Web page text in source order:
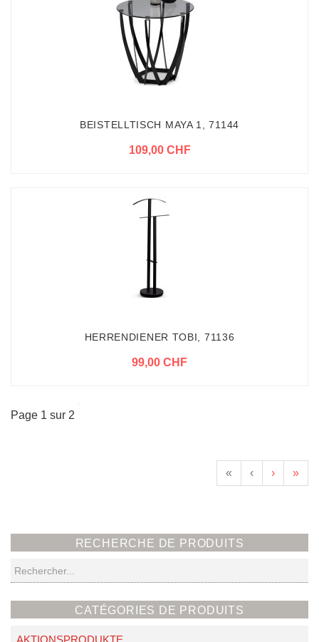
BEISTELLTISCH MAYA 1, 71144
109,00 CHF
HERRENDIENER TOBI, 71136
99,00 CHF
Page 1 sur 2
« ‹ › »
RECHERCHE DE PRODUITS
Recherche
CATÉGORIES DE PRODUITS
AKTIONSPRODUKTE